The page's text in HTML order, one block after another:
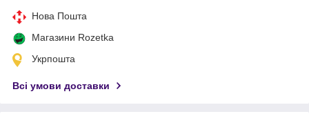
Нова Пошта
Магазини Rozetka
Укрпошта
Всі умови доставки